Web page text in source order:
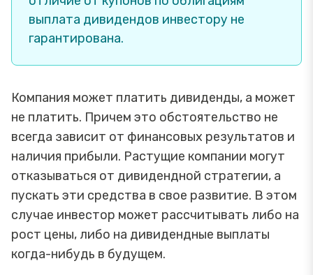
выплата дивидендов инвестору не
гарантирована.
Компания может платить дивиденды, а может
не платить. Причем это обстоятельство не
всегда зависит от финансовых результатов и
наличия прибыли. Растущие компании могут
отказываться от дивидендной стратегии, а
пускать эти средства в свое развитие. В этом
случае инвестор может рассчитывать либо на
рост цены, либо на дивидендные выплаты
когда-нибудь в будущем.